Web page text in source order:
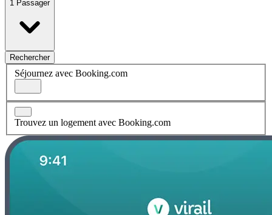
1 Passager
Rechercher
Séjournez avec Booking.com
Trouvez un logement avec Booking.com